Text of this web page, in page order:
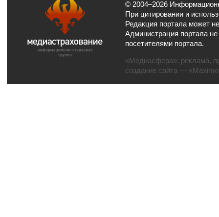
© 2004–2026
При цитировании и
Редакция портала может
Администрация портала
посетителями портала.
«Медиасфера»: реклама,
создание сайта —